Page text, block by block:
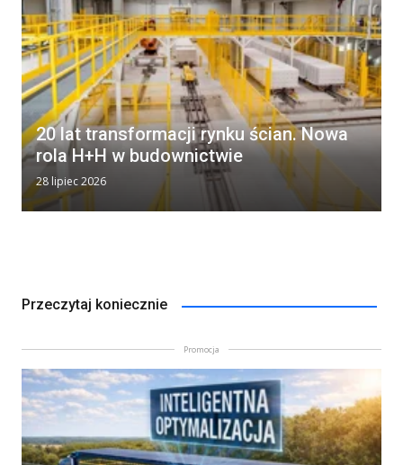
20 lat transformacji rynku ścian. Nowa
rola H+H w budownictwie
28 lipiec 2026
Przeczytaj koniecznie
Promocja